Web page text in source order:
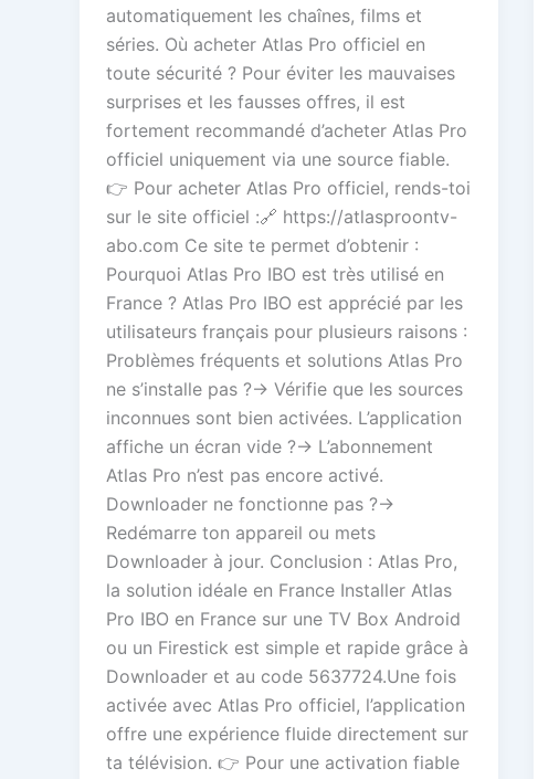
automatiquement les chaînes, films et
séries. Où acheter Atlas Pro officiel en
toute sécurité ? Pour éviter les mauvaises
surprises et les fausses offres, il est
fortement recommandé d’acheter Atlas Pro
officiel uniquement via une source fiable.
👉 Pour acheter Atlas Pro officiel, rends-toi
sur le site officiel :🔗 https://atlasproontv-
abo.com Ce site te permet d’obtenir :
Pourquoi Atlas Pro IBO est très utilisé en
France ? Atlas Pro IBO est apprécié par les
utilisateurs français pour plusieurs raisons :
Problèmes fréquents et solutions Atlas Pro
ne s’installe pas ?→ Vérifie que les sources
inconnues sont bien activées. L’application
affiche un écran vide ?→ L’abonnement
Atlas Pro n’est pas encore activé.
Downloader ne fonctionne pas ?→
Redémarre ton appareil ou mets
Downloader à jour. Conclusion : Atlas Pro,
la solution idéale en France Installer Atlas
Pro IBO en France sur une TV Box Android
ou un Firestick est simple et rapide grâce à
Downloader et au code 5637724.Une fois
activée avec Atlas Pro officiel, l’application
offre une expérience fluide directement sur
ta télévision. 👉 Pour une activation fiable